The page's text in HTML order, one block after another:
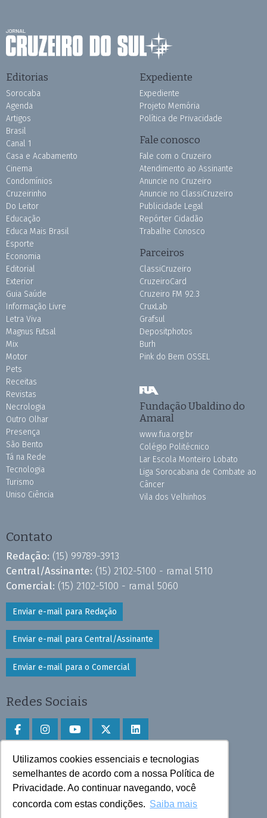
Utilizamos cookies essenciais e tecnologias
semelhantes de acordo com a nossa Política de
Privacidade. Ao continuar navegando, você
concorda com estas condições. Saiba mais
Editorias
Sorocaba
Agenda
Artigos
Brasil
Canal 1
Casa e Acabamento
Cinema
Condomínios
Cruzeirinho
Do Leitor
Educação
Educa Mais Brasil
Esporte
Economia
Editorial
Exterior
Guia Saúde
Informação Livre
Letra Viva
Magnus Futsal
Mix
Motor
Pets
Receitas
Revistas
Necrologia
Outro Olhar
Presença
São Bento
Tá na Rede
Tecnologia
Turismo
Uniso Ciência
Expediente
Expediente
Projeto Memória
Política de Privacidade
Fale conosco
Fale com o Cruzeiro
Atendimento ao Assinante
Anuncie no Cruzeiro
Anuncie no ClassiCruzeiro
Publicidade Legal
Repórter Cidadão
Trabalhe Conosco
Parceiros
ClassiCruzeiro
CruzeiroCard
Cruzeiro FM 92.3
CruxLab
Grafsul
Depositphotos
Burh
Pink do Bem OSSEL
Fundação Ubaldino do
Amaral
www.fua.org.br
Colégio Politécnico
Lar Escola Monteiro Lobato
Liga Sorocabana de Combate ao
Câncer
Vila dos Velhinhos
Contato
Redação: (15) 99789-3913
Central/Assinante: (15) 2102-5100 - ramal 5110
Comercial: (15) 2102-5100 - ramal 5060
Enviar e-mail para Redação
Enviar e-mail para Central/Assinante
Enviar e-mail para o Comercial
Redes Sociais
Faça download do aplicativo
Play Store e App Store